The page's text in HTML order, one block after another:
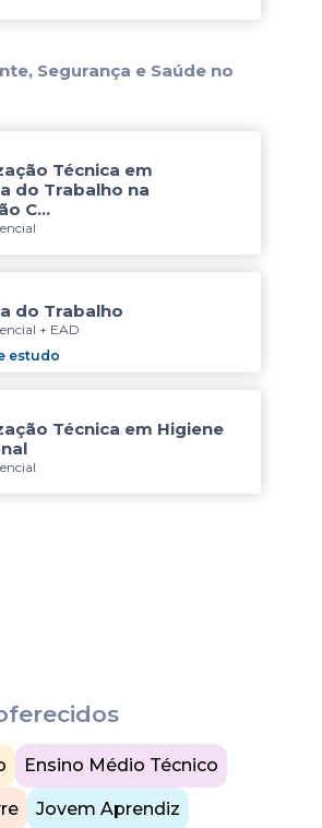
Segurança e Saúde no
Técnica em
do Trabalho na
C...
do Trabalho
+ EAD
estudo
Técnica em Higiene
Ensino Médio Técnico
Jovem Aprendiz